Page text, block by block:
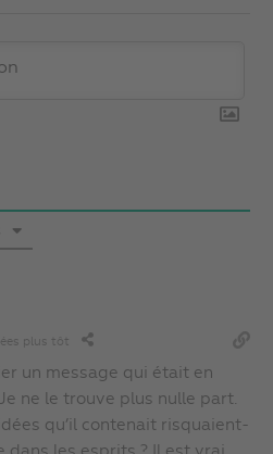
plus tôt
un message qui était en
ne le trouve plus nulle part.
qu’il contenait risquaient-